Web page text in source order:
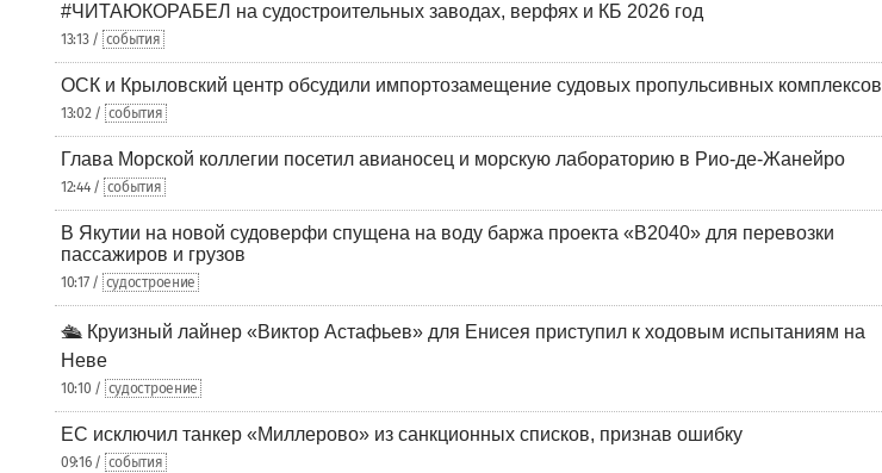
#ЧИТАЮКОРАБЕЛ на судостроительных заводах, верфях и КБ 2026 год
13:13 / события
ОСК и Крыловский центр обсудили импортозамещение судовых пропульсивных комплексов
13:02 / события
Глава Морской коллегии посетил авианосец и морскую лабораторию в Рио-де-Жанейро
12:44 / события
В Якутии на новой судоверфи спущена на воду баржа проекта «В2040» для перевозки
пассажиров и грузов
10:17 / судостроение
🛳️ Круизный лайнер «Виктор Астафьев» для Енисея приступил к ходовым испытаниям на
Неве
10:10 / судостроение
ЕС исключил танкер «Миллерово» из санкционных списков, признав ошибку
09:16 / события